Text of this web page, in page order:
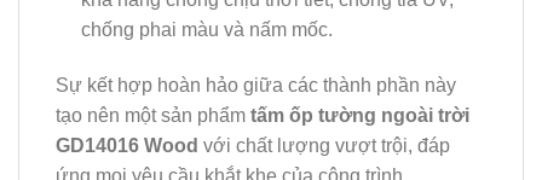
chống phai màu và nấm mốc.
Sự kết hợp hoàn hảo giữa các thành phần này
tạo nên một sản phẩm tấm ốp tường ngoài trời
GD14016 Wood với chất lượng vượt trội, đáp
ứng mọi yêu cầu khắt khe của công trình.